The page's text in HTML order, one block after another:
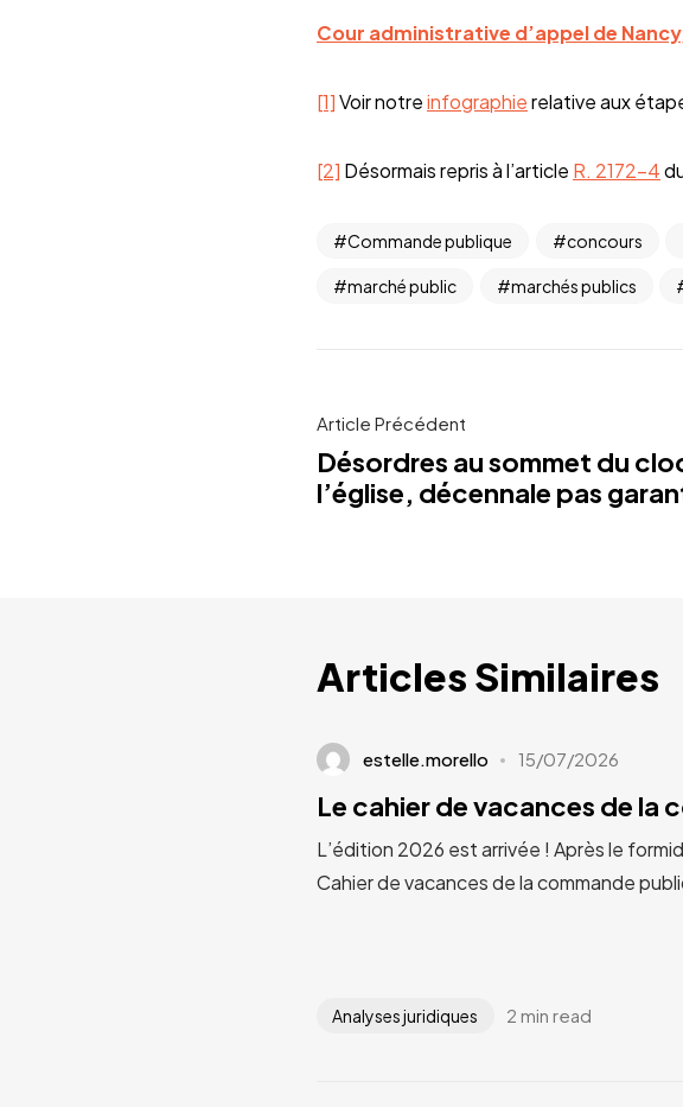
Cour administrative d’appel de
[1]Voir notreinfographierelative aux
[2] Désormais repris à l’article R. 2172-4
Commande publique concours
marché public marchés publics
Article Précédent
Désordres au sommet du
l’église, décennale pas
Articles Similaires
estelle.morello 15/07/2026
Le cahier de vacances de la
L’édition 2026 est arrivée ! Après le
Cahier de vacances de la commande
Analyses juridiques 2 min read